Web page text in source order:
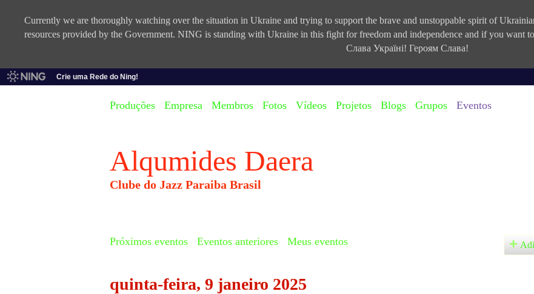
Currently we are thoroughly watching over the situation in Ukraine and trying to support the brave and unstoppable spirit of
resources provided by the Government. NING is standing with Ukraine in this fight for freedom and independence and if you want
Слава Україні! Героям Слава!
Crie uma Rede do Ning!
Produções Empresa Membros Fotos Vídeos Projetos Blogs Grupos Eventos
Alqumides Daera
Clube do Jazz Paraiba Brasil
Próximos eventos Eventos anteriores Meus eventos
quinta-feira, 9 janeiro 2025